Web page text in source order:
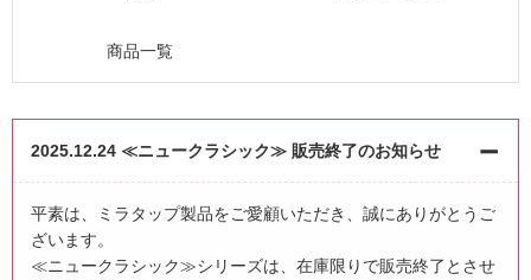
商品一覧
2025.12.24 ≪ニュークラシック≫ 販売終了のお知らせ
平素は、ミラタップ製品をご愛顧いただき、誠にありがとうご
ざいます。
≪ニュークラシック≫シリーズは、在庫限りで販売終了とさせ